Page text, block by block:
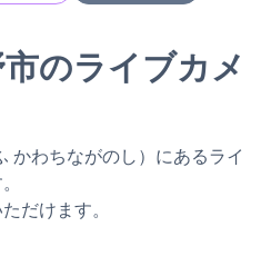
のライブカメ
かわちながのし）にあるライ
だけます。